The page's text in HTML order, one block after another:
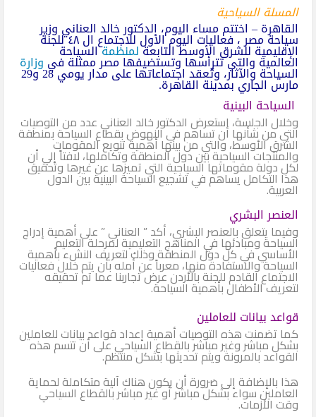
المسلة السياحية
القاهرة – اختتم مساء اليوم، الدكتور خالد العناني وزير
سياحة مصر ، فعاليات اليوم الأول للاجتماع ال ٤٨ للجنة
الإقليمية للشرق الأوسط التابعةلمنظمةالسياحة
العالمية والتي تترأسها وتستضيفها مصر ممثلة في وزارة
السياحة والآثار، وتُعقد اجتماعاتها على مدار يومي 28 و29
مارس الجاري بمدينة القاهرة.
السياحة البينية
وخلال الجلسة، استعرض الدكتور خالد العناني عدد من التوصيات
التي من شأنها أن تساهم في النهوض بقطاع السياحة بمنطقة
الشرق الأوسط، والتي من بينها أهمية تنويع المقومات
والمنتجات السياحية بين دول المنطقة وتكاملها، لافتاً إلي أن
لكل دولة مقوماتها السياحية التي تميزها عن غيرها وتحقيق
هذا التكامل يساهم في تشجيع السياحة البينية بين الدول
العربية.
العنصر البشري
وفيما يتعلق بالعنصر البشري، أكد ” العناني ” على أهمية إدراج
السياحة ومبادئها في المناهج التعليمية لمرحلة التعليم
الأساسي في كل دول المنطقة وذلك لتعريف النشء بأهمية
السياحة والاستفادة منها، معرباً عن أمله بأن يتم خلال فعاليات
الاجتماع القادم للجنة بالأردن عرض تجاربنا عما تم تحقيقه
لتعريف الأطفال بأهمية السياحة.
قواعد بيانات للعاملين
كما تضمنت هذه التوصيات أهمية إعداد قواعد بيانات للعاملين
بشكل مباشر وغير مباشر بالقطاع السياحي على أن تتسم هذه
القواعد بالمرونة ويتم تحديثها بشكل منتظم.
هذا بالإضافة إلى ضرورة أن يكون هناك آلية متكاملة لحماية
العاملين سواء بشكل مباشر أو غير مباشر بالقطاع السياحي
وقت الأزمات.